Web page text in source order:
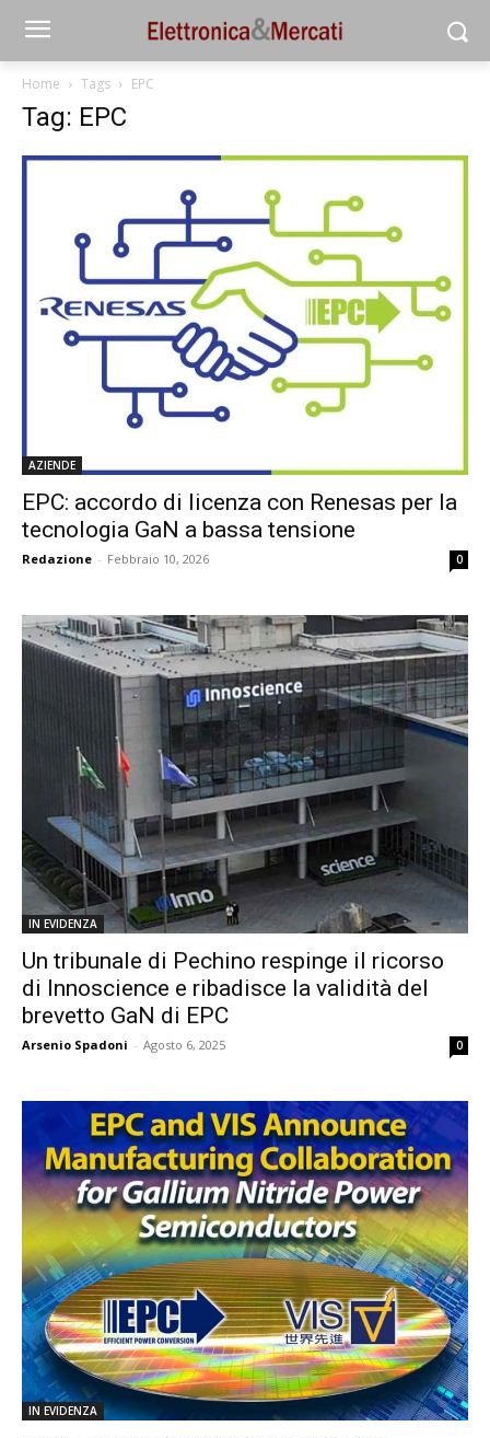
Home Tags EPC
Tag: EPC
AZIENDE
EPC: accordo di licenza con Renesas per la
tecnologia GaN a bassa tensione
Redazione - Febbraio 10, 2026 0
IN EVIDENZA
Un tribunale di Pechino respinge il ricorso
di Innoscience e ribadisce la validità del
brevetto GaN di EPC
Arsenio Spadoni - Agosto 6, 2025 0
IN EVIDENZA